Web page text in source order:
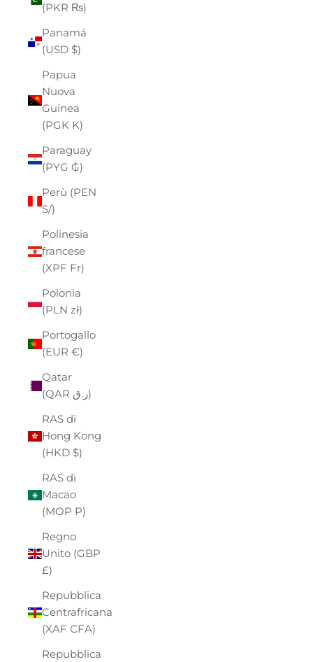
(PKR ₨)
Panamá
(USD $)
Papua
Nuova
Guinea
(PGK K)
Paraguay
(PYG ₲)
Perù (PEN
S/)
Polinesia
francese
(XPF Fr)
Polonia
(PLN zł)
Portogallo
(EUR €)
Qatar
(QAR ر.ق)
RAS di
Hong Kong
(HKD $)
RAS di
Macao
(MOP P)
Regno
Unito (GBP
£)
Repubblica
Centrafricana
(XAF CFA)
Repubblica